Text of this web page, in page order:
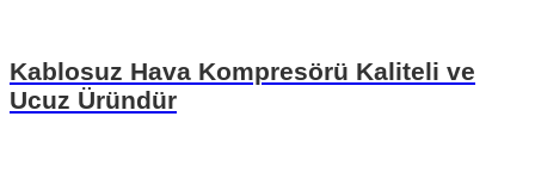
Kablosuz Hava Kompresörü Kaliteli ve
Ucuz Üründür